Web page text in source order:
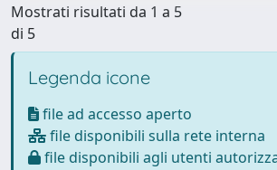
Mostrati risultati da 1 a 5
di 5
Legenda icone
file ad accesso aperto
file disponibili sulla rete interna
file disponibili agli utenti